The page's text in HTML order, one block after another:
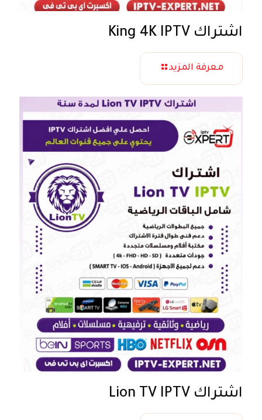
اشتراك King 4K IPTV
معرفة المزيد
اشتراك Lion TV IPTV